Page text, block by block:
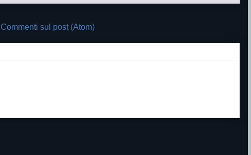
Commenti sul post (Atom)